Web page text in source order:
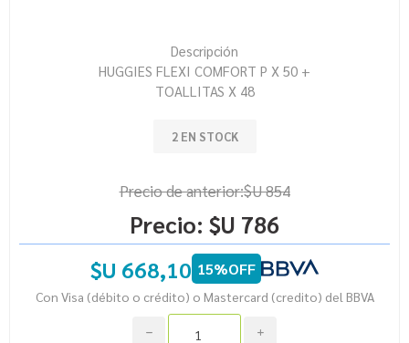
Descripción
HUGGIES FLEXI COMFORT P X 50 +
TOALLITAS X 48
2 EN STOCK
Precio de anterior:$U 854
Precio: $U 786
$U 668,10 15%OFF
Con Visa (débito o crédito) o Mastercard (credito) del BBVA
i
h